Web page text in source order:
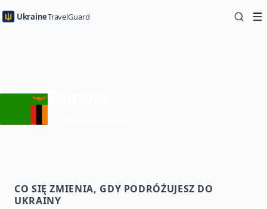
UkraineTravelGuard
CO SIĘ ZMIENIA, GDY PODRÓŻUJESZ DO
UKRAINY